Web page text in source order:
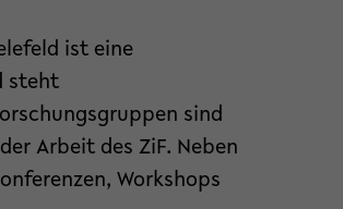
ist eine
steht
sind
Arbeit des ZiF. Neben
Workshops